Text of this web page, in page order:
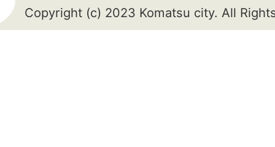
Copyright (c) 2023 Komatsu city. All